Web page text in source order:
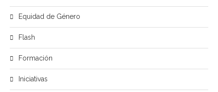
Equidad de Género
Flash
Formación
Iniciativas